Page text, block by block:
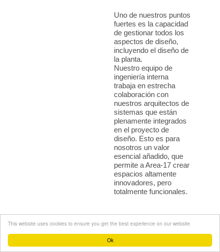
Ok
This website uses cookies to ensure you get the best experience on our website
Uno de nuestros puntos
fuertes es la capacidad
de gestionar todos los
aspectos de diseño,
incluyendo el diseño de
la planta.
Nuestro equipo de
ingeniería interna
trabaja en estrecha
colaboración con
nuestros arquitectos de
sistemas que están
plenamente integrados
en el proyecto de
diseño. Esto es para
nosotros un valor
esencial añadido, que
permite a Area-17 crear
espacios altamente
innovadores, pero
totalmente funcionales.